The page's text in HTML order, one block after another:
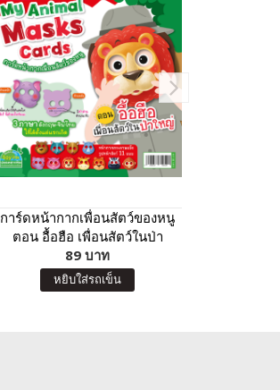
การ์ดหน้ากากเพื่อนสัตว์ของหนู
ตอน อื้อฮือ เพื่อนสัตว์ในป่า
ใหญ่
89 บาท
หยิบใส่รถเข็น